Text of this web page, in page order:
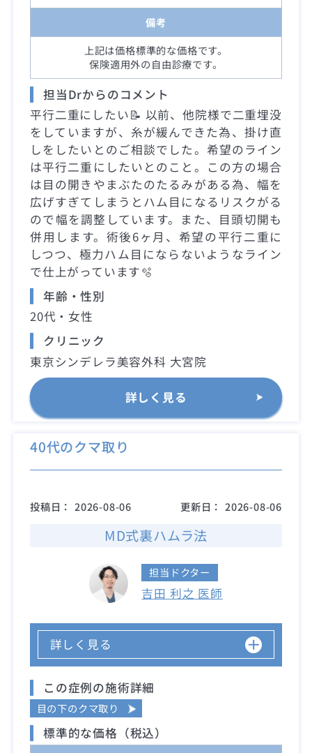
備考
上記は価格標準的な価格です。
保険適用外の自由診療です。
担当Drからのコメント
平行二重にしたい📝 以前、他院様で二重埋没
をしていますが、糸が緩んできた為、掛け直
しをしたいとのご相談でした。希望のライン
は平行二重にしたいとのこと。この方の場合
は目の開きやまぶたのたるみがある為、幅を
広げすぎてしまうとハム目になるリスクがる
ので幅を調整しています。また、目頭切開も
併用します。術後6ヶ月、希望の平行二重に
しつつ、極力ハム目にならないようなライン
で仕上がっています🫧
年齢・性別
20代・女性
クリニック
東京シンデレラ美容外科 大宮院
詳しく見る
40代のクマ取り
投稿日： 2026-08-06 更新日： 2026-08-06
MD式裏ハムラ法
担当ドクター
吉田 利之 医師
詳しく見る
この症例の施術詳細
目の下のクマ取り
標準的な価格（税込）